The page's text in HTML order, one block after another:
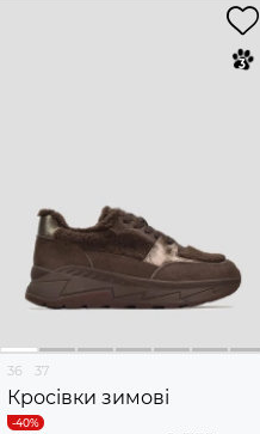
36 37
Кросівки зимові